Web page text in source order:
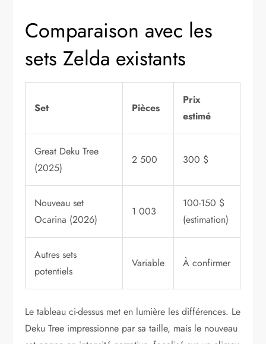
Comparaison avec les
sets Zelda existants
Set Pièces
Prix
estimé
Great Deku Tree
(2025)
2 500 300 $
Nouveau set
Ocarina (2026)
1 003
100-150 $
(estimation)
Autres sets
potentiels
Variable À confirmer
Le tableau ci-dessus met en lumière les différences. Le
Deku Tree impressionne par sa taille, mais le nouveau